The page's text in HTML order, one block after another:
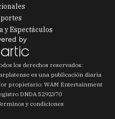
y Espectáculos
los derechos reservados:
es una publicación diaria
propietario: WAM Entertainment
DNDA 5292370
y condiciones